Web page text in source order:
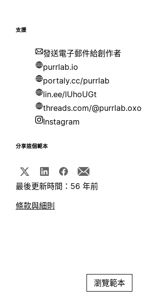
支援
發送電子郵件給創作者
purrlab.io
portaly.cc/purrlab
lin.ee/lUhoUGt
threads.com/@purrlab.oxo
Instagram
分享這個範本
最後更新時間：56 年前
條款與細則
瀏覽範本